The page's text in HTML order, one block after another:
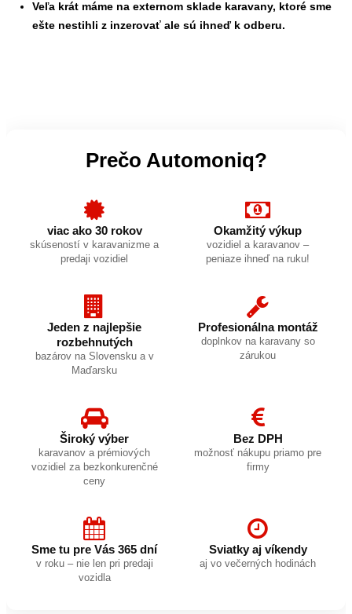
Veľa krát máme na externom sklade karavany, ktoré sme
ešte nestihli z inzerovať ale sú ihneď k odberu.
Prečo Automoniq?
viac ako 30 rokov
skúseností v karavanizme a
predaji vozidiel
Okamžitý výkup
vozidiel a karavanov –
peniaze ihneď na ruku!
Jeden z najlepšie
rozbehnutých
bazárov na Slovensku a v
Maďarsku
Profesionálna montáž
doplnkov na karavany so
zárukou
Široký výber
karavanov a prémiových
vozidiel za bezkonkurenčné
ceny
Bez DPH
možnosť nákupu priamo pre
firmy
Sme tu pre Vás 365 dní
v roku – nie len pri predaji
vozidla
Sviatky aj víkendy
aj vo večerných hodinách